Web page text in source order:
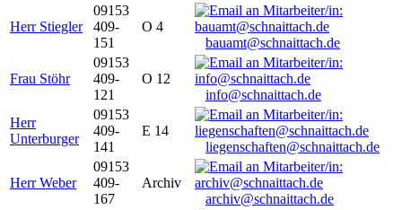
Herr Stiegler
09153
409-
151
O 4
bauamt@schnaittach.de
Frau Stöhr
09153
409-
121
O 12
info@schnaittach.de
Herr
Unterburger
09153
409-
141
E 14
liegenschaften@schnaittach.de
Herr Weber
09153
409-
167
Archiv
archiv@schnaittach.de